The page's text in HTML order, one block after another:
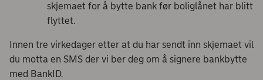
skjemaet for å bytte bank før boliglånet har blitt
flyttet.
Innen tre virkedager etter at du har sendt inn skjemaet vil
du motta en SMS der vi ber deg om å signere bankbytte
med BankID.